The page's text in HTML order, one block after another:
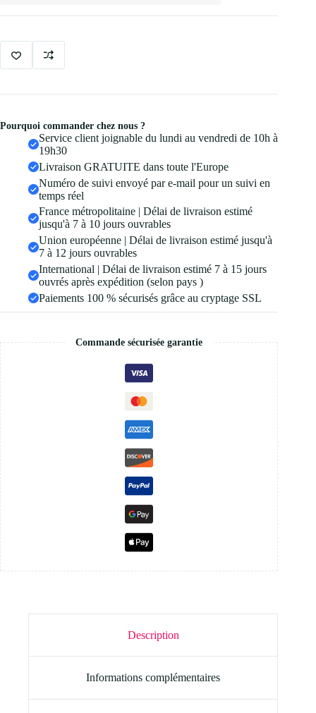
Couleurs
couleurs
Pourquoi commander chez nous ?
Service client joignable du lundi au vendredi de 10h à
19h30
Livraison GRATUITE dans toute l'Europe
Numéro de suivi envoyé par e-mail pour un suivi en
temps réel
France métropolitaine | Délai de livraison estimé
jusqu'à 7 à 10 jours ouvrables
Union européenne | Délai de livraison estimé jusqu'à
7 à 12 jours ouvrables
International | Délai de livraison estimé 7 à 15 jours
ouvrés après expédition (selon pays )
Paiements 100 % sécurisés grâce au cryptage SSL
Commande sécurisée garantie
Description
Informations complémentaires